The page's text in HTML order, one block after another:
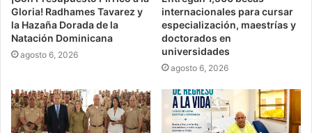
Gloria! Radhames Tavarez y
la Hazaña Dorada de la
Natación Dominicana
agosto 6, 2026
internacionales para cursar
especialización, maestrías y
doctorados en
universidades
agosto 6, 2026